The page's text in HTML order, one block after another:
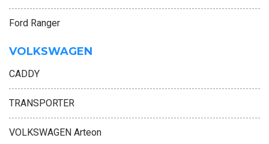
Ford Ranger
VOLKSWAGEN
CADDY
TRANSPORTER
VOLKSWAGEN Arteon